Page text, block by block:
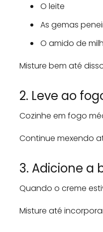
O leite
As gemas
O amido de
Misture bem até
2. Leve ao
Cozinhe em fogo
Continue mexendo
3. Adicione a
Quando o creme
Misture até